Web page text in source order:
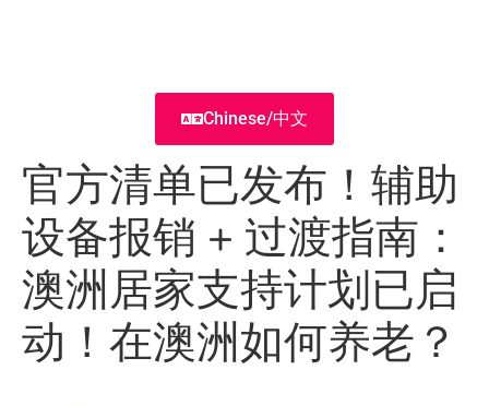
Chinese/中文
官方清单已发布！辅助
设备报销 + 过渡指南：
澳洲居家支持计划已启
动！在澳洲如何养老？